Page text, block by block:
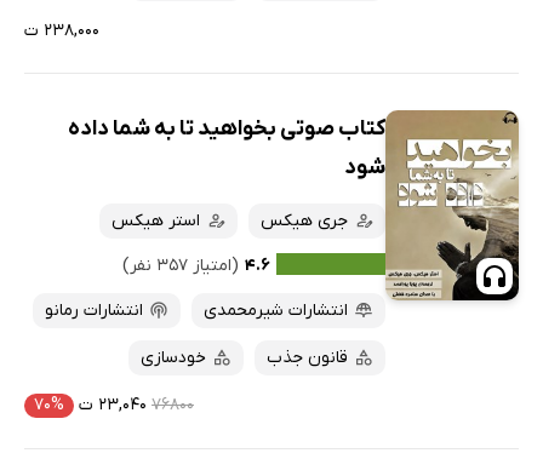
۲۳۸,۰۰۰ ت
کتاب صوتی بخواهید تا به شما داده
شود
جری هیکس
استر هیکس
۴.۶ (امتیاز ۳۵۷ نفر)
انتشارات شیرمحمدی
انتشارات رمانو
قانون جذب خودسازی
۷۶۸۰۰ ۲۳,۰۴۰ ت ۷۰%